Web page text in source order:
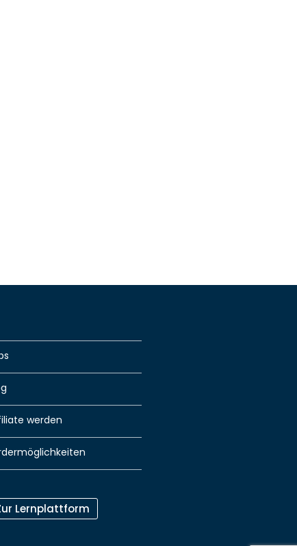
werden
Lernplattform